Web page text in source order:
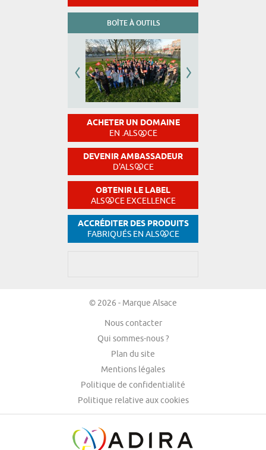
BOÎTE À OUTILS
ACHETER UN DOMAINE
EN .ALS CE
DEVENIR AMBASSADEUR
D'ALS CE
OBTENIR LE LABEL
ALS CE EXCELLENCE
ACCRÉDITER DES PRODUITS
FABRIQUÉS EN ALS CE
© 2026 - Marque Alsace
Nous contacter
Qui sommes-nous ?
Plan du site
Mentions légales
Politique de confidentialité
Politique relative aux cookies